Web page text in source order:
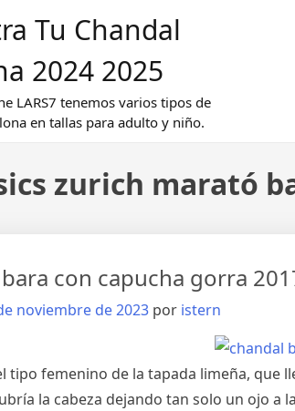
Tu Chandal
2024 2025
LARS7 tenemos varios tipos de
en tallas para adulto y niño.
zurich marató
con capucha gorra
noviembre de 2023 por istern
tipo femenino de la tapada limeña, que
la cabeza dejando tan solo un ojo